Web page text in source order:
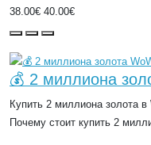
38.00€ 40.00€
💰 2 миллиона
Купить 2 миллиона золота
Почему стоит купить 2